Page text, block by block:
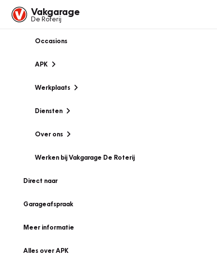
Vakgarage
De Roterij
Occasions
APK
Werkplaats
Diensten
Over ons
Werken bij Vakgarage De Roterij
Direct naar
Garageafspraak
Meer informatie
Alles over APK